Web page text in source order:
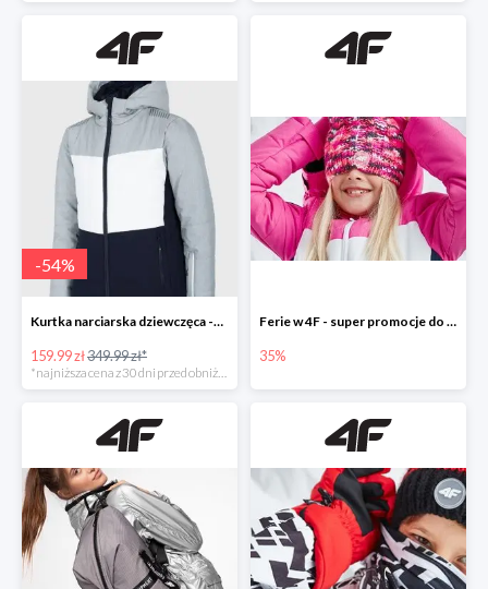
-54%
Kurtka narciarska dziewczęca -54%
159.99 zł349.99 zł*
Ferie w 4F - super promocje do -35%
35%